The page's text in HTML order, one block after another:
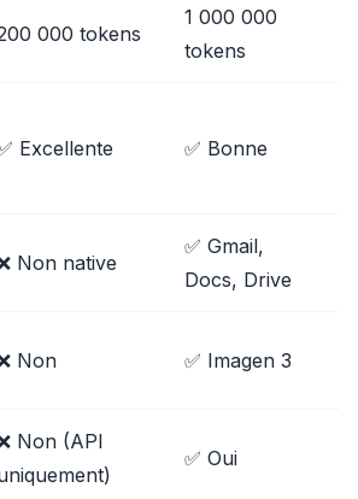
000 tokens
1 000 000
tokens
Excellente ✅ Bonne
Non native
✅ Gmail,
Docs, Drive
Non ✅ Imagen 3
Non (API
✅ Oui